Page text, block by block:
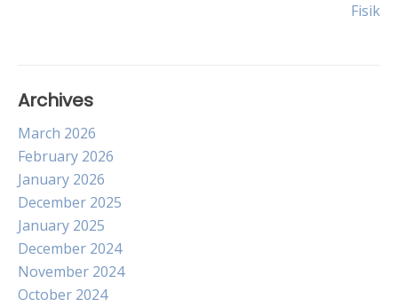
Fisik
Archives
March 2026
February 2026
January 2026
December 2025
January 2025
December 2024
November 2024
October 2024